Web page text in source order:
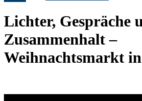
Lichter, Gespräche
Zusammenhalt –
Weihnachtsmarkt